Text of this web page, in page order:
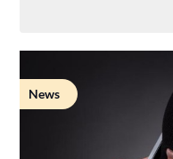
News